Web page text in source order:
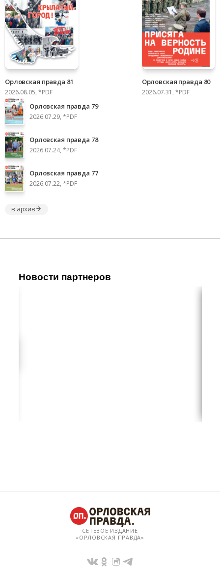
Орловская правда 81
2026.08.05, *PDF
Орловская правда 80
2026.07.31, *PDF
Орловская правда 79
2026.07.29, *PDF
Орловская правда 78
2026.07.24, *PDF
Орловская правда 77
2026.07.22, *PDF
в архив
Новости партнеров
СЕТЕВОЕ ИЗДАНИЕ
«ОРЛОВСКАЯ ПРАВДА»